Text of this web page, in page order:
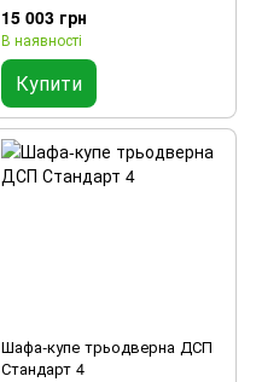
15 003 грн
В наявності
Купити
Шафа-купе трьодверна ДСП
Стандарт 4